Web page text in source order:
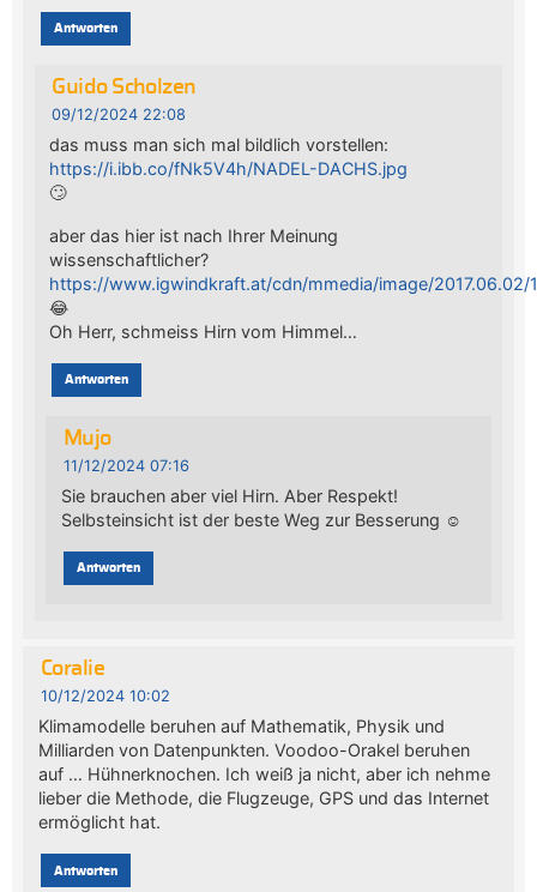
Antworten
Guido Scholzen
09/12/2024 22:08
das muss man sich mal bildlich vorstellen:
https://i.ibb.co/fNk5V4h/NADEL-DACHS.jpg
🙄
aber das hier ist nach Ihrer Meinung
wissenschaftlicher?
https://www.igwindkraft.at/cdn/mmedia/image/
😂
Oh Herr, schmeiss Hirn vom Himmel…
Antworten
Mujo
11/12/2024 07:16
Sie brauchen aber viel Hirn. Aber Respekt!
Selbsteinsicht ist der beste Weg zur Besserung ☺️
Antworten
Coralie
10/12/2024 10:02
Klimamodelle beruhen auf Mathematik, Physik und
Milliarden von Datenpunkten. Voodoo-Orakel beruhen
auf … Hühnerknochen. Ich weiß ja nicht, aber ich nehme
lieber die Methode, die Flugzeuge, GPS und das Internet
ermöglicht hat.
Antworten